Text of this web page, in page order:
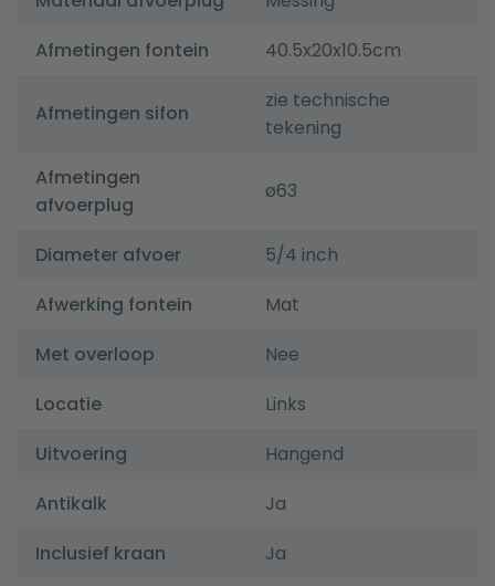
Afmetingen fontein
40.5x20x10.5cm
Afmetingen sifon
zie technische
tekening
Afmetingen
afvoerplug
ø63
Diameter afvoer
5/4 inch
Afwerking fontein
Mat
Met overloop
Nee
Locatie
Links
Uitvoering
Hangend
Antikalk
Ja
Inclusief kraan
Ja